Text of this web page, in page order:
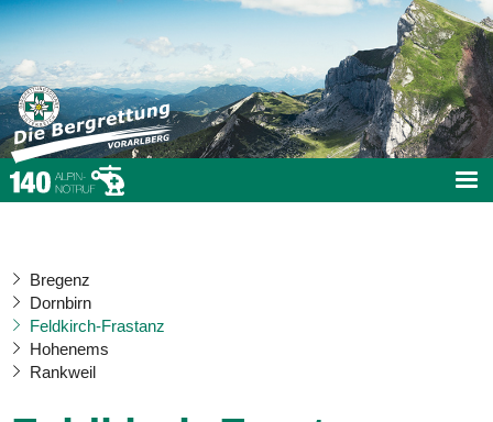
Bregenz
Dornbirn
Feldkirch-Frastanz
Hohenems
Rankweil